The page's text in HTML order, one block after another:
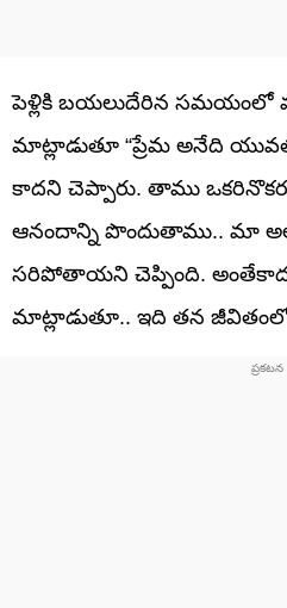
పెళ్లికి బయలుదేరిన సమయంలో
మాట్లాడుతూ “ప్రేమ అనేది
కాదని చెప్పారు. తాము
ఆనందాన్ని పొందుతాము.. మా
సరిపోతాయని చెప్పింది.
మాట్లాడుతూ.. ఇది తన జీవితంలో